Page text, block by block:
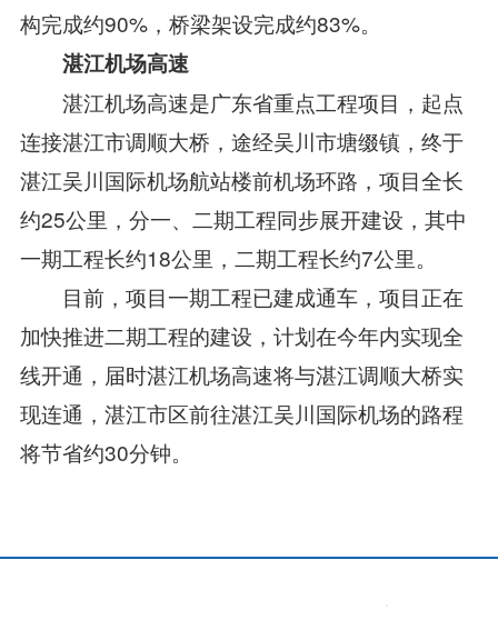
构完成约90%，桥梁架设完成约83%。
湛江机场高速
湛江机场高速是广东省重点工程项目，起点
连接湛江市调顺大桥，途经吴川市塘缀镇，终于
湛江吴川国际机场航站楼前机场环路，项目全长
约25公里，分一、二期工程同步展开建设，其中
一期工程长约18公里，二期工程长约7公里。
目前，项目一期工程已建成通车，项目正在
加快推进二期工程的建设，计划在今年内实现全
线开通，届时湛江机场高速将与湛江调顺大桥实
现连通，湛江市区前往湛江吴川国际机场的路程
将节省约30分钟。